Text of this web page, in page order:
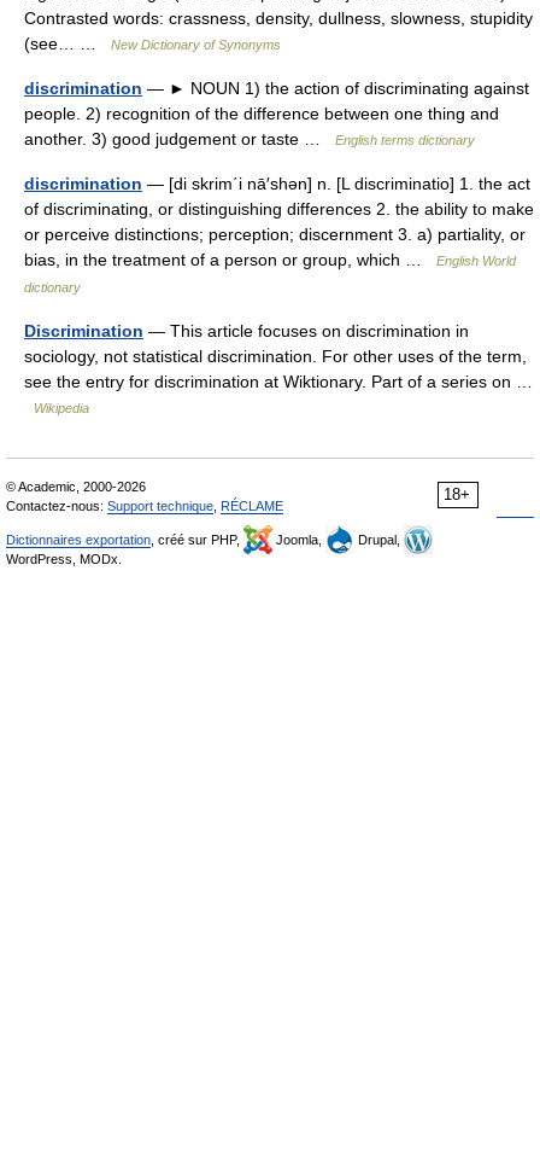
Contrasted words: crassness, density, dullness, slowness, stupidity
(see… …
New Dictionary of Synonyms
discrimination — ► NOUN 1) the action of discriminating against
people. 2) recognition of the difference between one thing and
another. 3) good judgement or taste …
English terms dictionary
discrimination — [di skrim΄i nā′shən] n. [L discriminatio] 1. the act
of discriminating, or distinguishing differences 2. the ability to make
or perceive distinctions; perception; discernment 3. a) partiality, or
bias, in the treatment of a person or group, which …
English World
dictionary
Discrimination — This article focuses on discrimination in
sociology, not statistical discrimination. For other uses of the term,
see the entry for discrimination at Wiktionary. Part of a series on …
Wikipedia
18+
© Academic, 2000-2026
Contactez-nous: Support technique RÉCLAME
Dictionnaires exportation , créé sur PHP, Joomla,
Drupal,
WordPress, MODx.